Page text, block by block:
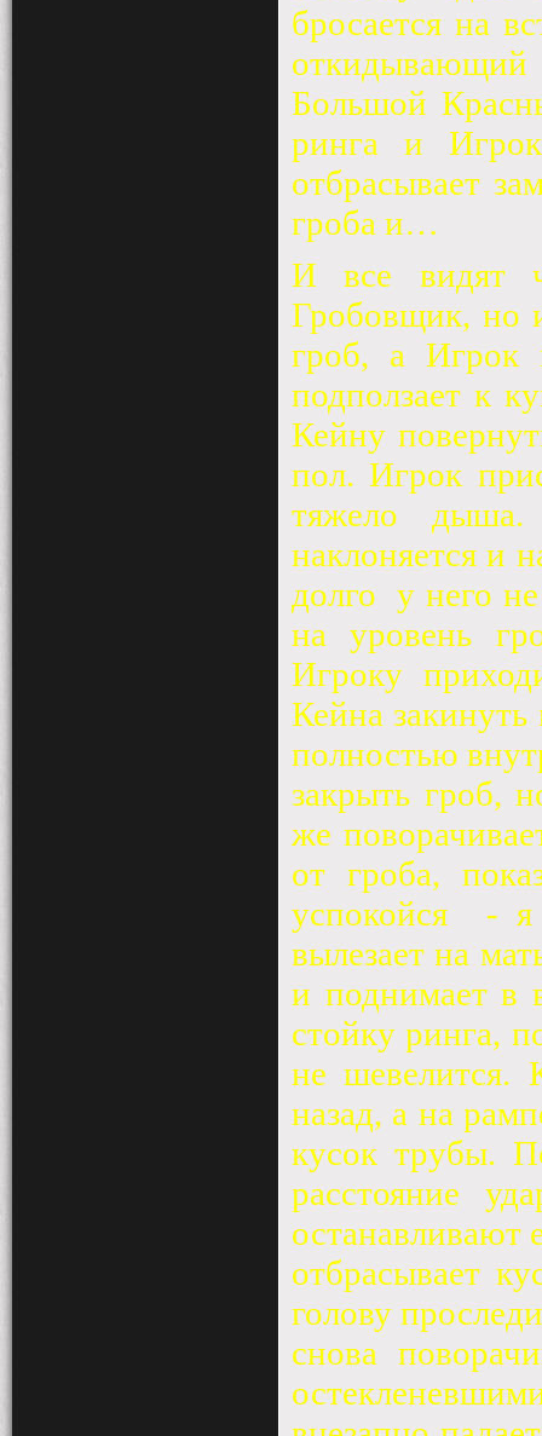
бросается на
откидывающий
Большой
ринга и
отбрасывает
гроба и…
И все видят
Гробовщик, но
гроб, а Игрок
подползает к
Кейну
пол. Игрок
тяжело
наклоняется и
долго у него
на уровень
Игроку
Кейна
полностью
закрыть гроб,
же
от гроба,
успокойся
- я
вылезает на
и поднимает в
стойку ринга,
не шевелится.
назад, а на
кусок трубы.
расстояние
останавливают
отбрасывает
голову
снова